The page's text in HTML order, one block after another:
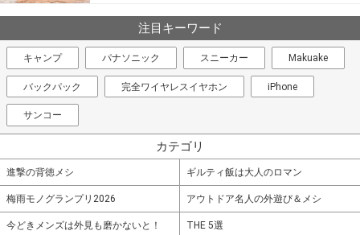
注目キーワード
キャンプ パナソニック スニーカー Makuake
バックパック 完全ワイヤレスイヤホン iPhone
サンコー
カテゴリ
進撃の背徳メシ ギルティ飯は大人のロマン
梅雨モノグランプリ2026 アウトドア名人の外遊び＆メシ
今どきメンズは外見も磨かないと！ THE 5選